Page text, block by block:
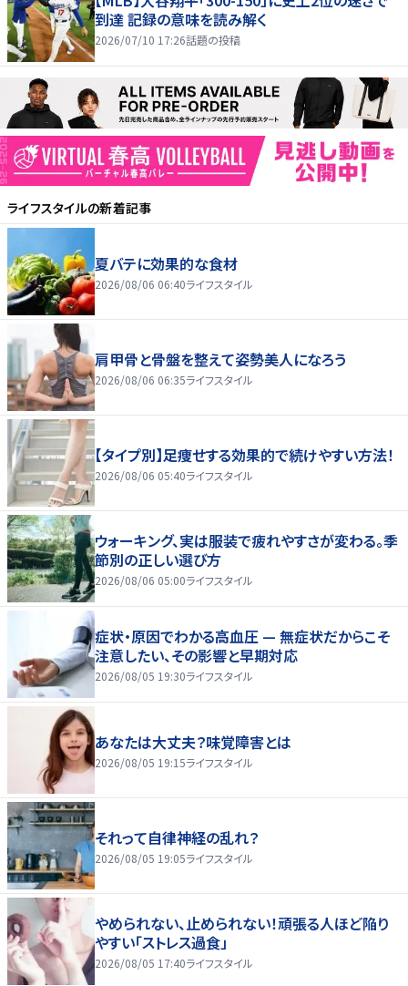
到達 記録の意味を読み解く
2026/07/10 17:26話題の投稿
ライフスタイルの新着記事
夏バテに効果的な食材
2026/08/06 06:40ライフスタイル
肩甲骨と骨盤を整えて姿勢美人になろう
2026/08/06 06:35ライフスタイル
【タイプ別】足痩せする効果的で続けやすい方法！
2026/08/06 05:40ライフスタイル
ウォーキング、実は服装で疲れやすさが変わる。季
節別の正しい選び方
2026/08/06 05:00ライフスタイル
症状・原因でわかる高血圧 — 無症状だからこそ
注意したい、その影響と早期対応
2026/08/05 19:30ライフスタイル
あなたは大丈夫？味覚障害とは
2026/08/05 19:15ライフスタイル
それって自律神経の乱れ？
2026/08/05 19:05ライフスタイル
やめられない、止められない！頑張る人ほど陥り
やすい「ストレス過食」
2026/08/05 17:40ライフスタイル